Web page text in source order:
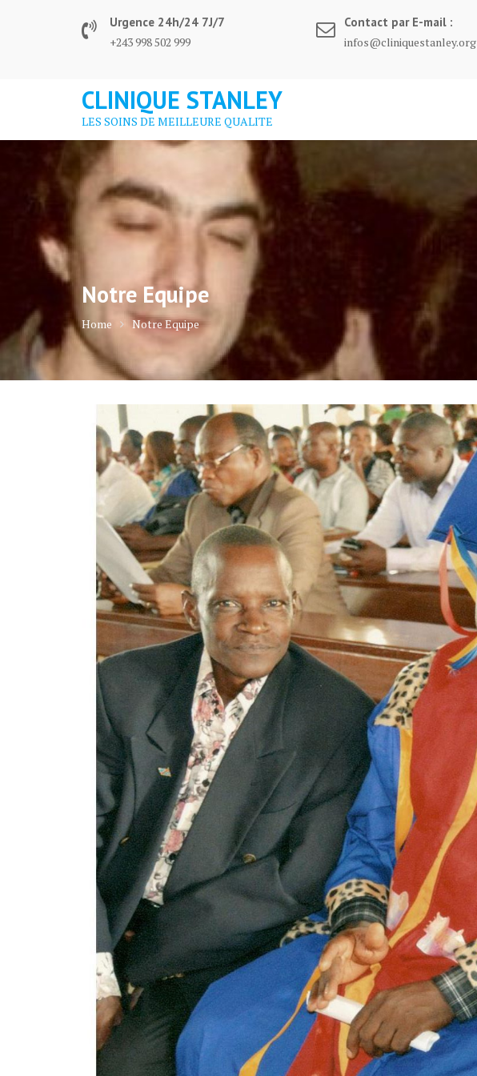
Urgence 24h/24 7J/7
+243 998 502 999
Contact par E-mail :
infos@cliniquestanley.org
CLINIQUE STANLEY
LES SOINS DE MEILLEURE QUALITE
Notre Equipe
Home Notre Equipe